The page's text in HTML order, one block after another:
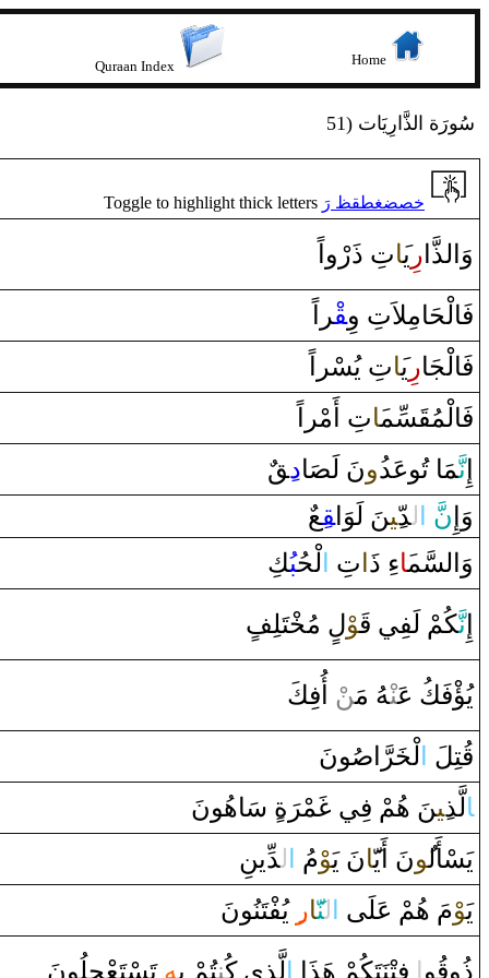
Quraan Index Home
51) سُورَة الذَّارِيَات
Toggle to highlight thick letters خصضغطقظ رَ
وَ‌الذَّ‌ا ‌رِي‍‍َ‍اتِ ‌ذَ‌رْ‌و‌اً
فَالْحَامِلاَتِ ‌وِ‍قْ‍‍ر‌اً
فَالْجَا‌رِي‍‍َ‍اتِ يُسْر‌اً
فَالْمُ‍‍قَ‍‍سِّم‍‍َ‍اتِ ‌أَمْر‌اً
إِنَّ‍‍مَا‌ تُوعَد‍ُ‍‌ونَ لَ‍‍صَ‍‍ا‌د‍قٌ
وَ‌إِ نّ ل‍‍دّ‍ِ‍ي‍‍نَ لَوَ‌ا‍ق‍‍عٌ
وَ‌السَّم‍‍َ‍ا‌ءِ‌ ‌ذ تِ لْحُ‍‍بُ‍‍كِ
إِنَّ‍‍كُمْ لَفِي قَ‍‍وْل ‌ مُ‍‍خْ‍‍تَلِفٍ
يُؤْفَكُ عَ‍‌‍نْ‍‍هُ مَ‍‌‍ن ْ ‌أُفِكَ
قُ‍‍تِلَ لْ‍‍خَ‍رَّ صُ‍‍ونَ
الَّذ‍ِ‍ي‍‍نَ هُمْ فِي غَ‍‍مْ‍رَ ة‌ ‌ سَاهُونَ
يَسْأَل‍‍ُ‍ونَ ‌أَيّ‍‍َ‍انَ يَ‍‍وْمُ ل‍‍دِّينِ
يَ‍‍وْمَ هُمْ عَلَى‌ ل‍‍نّ‍‍َ‍ا‌ر ‍ِ‍‌ يُفْتَنُونَ
ذُ‌وقُ‍‍و ‌ فِتْنَتَكُمْ هَذَ‌ا‌ لَّذِي كُ‍‌‍ن‍‍تُمْ بِ‍‍هِ تَسْتَعْجِلُونَ